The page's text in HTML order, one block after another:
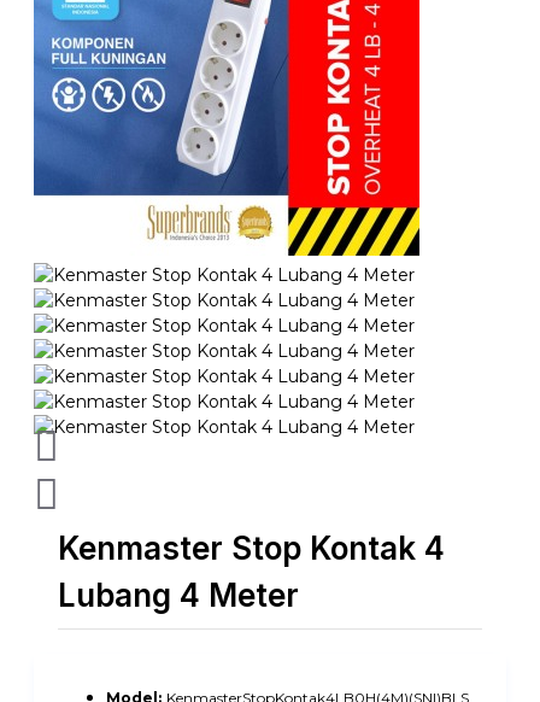
Kenmaster Stop Kontak 4
Lubang 4 Meter
Model: KenmasterStopKontak4LB0H(4M)(SNI)BLS